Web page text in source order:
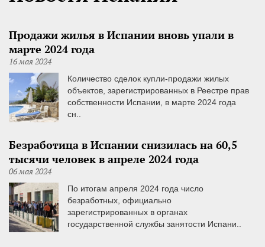
Продажи жилья в Испании вновь упали в
марте 2024 года
16 мая 2024
Количество сделок купли-продажи жилых
объектов, зарегистрированных в Реестре прав
собственности Испании, в марте 2024 года
сн..
Безработица в Испании снизилась на 60,5
тысячи человек в апреле 2024 года
06 мая 2024
По итогам апреля 2024 года число
безработных, официально
зарегистрированных в органах
государственной службы занятости Испани..